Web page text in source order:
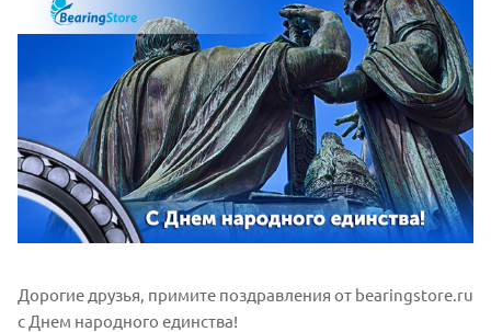
Дорогие друзья, примите поздравления от bearingstore.ru
c Днем народного единства!